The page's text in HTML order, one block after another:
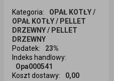
Kategoria:
OPAŁ KOTŁY /
OPAŁ KOTŁY / PELLET
DRZEWNY / PELLET
DRZEWNY
Podatek:
23%
Indeks handlowy:
Opa000541
Koszt dostawy: 0,00
Ilość sztuk